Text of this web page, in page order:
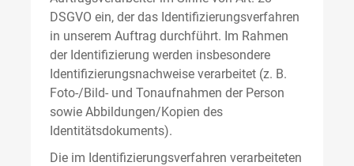
DSGVO ein, der das Identifizierungsverfahren
in unserem Auftrag durchführt. Im Rahmen
der Identifizierung werden insbesondere
Identifizierungsnachweise verarbeitet (z. B.
Foto-/Bild- und Tonaufnahmen der Person
sowie Abbildungen/Kopien des
Identitätsdokuments).
Die im Identifizierungsverfahren verarbeiteten